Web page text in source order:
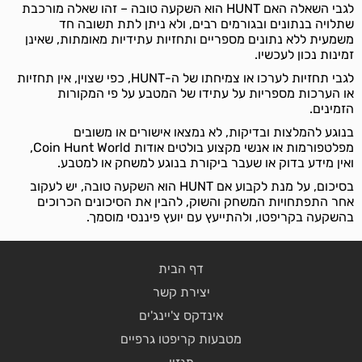
לגבי השאלה האם HUNT הוא השקעה טובה – זהו שאלה מורכבת
שתלויה בנתונים ובגורמים רבים, ולא ניתן לתת תשובה חד
משמעית ללא נתונים מספריים ותחזיות עתידיות מאומתות, שאינן
זמינות נכון לעכשיו.
לגבי תחזיות לערכו או צמיחתו של ה-HUNT, כפי שצוין, אין תחזיות
או הערכות מספריות על עתידו של המטבע על פי המקורות
הזמינים.
בנוגע להמלצות ובדיקות, לא נמצאו אישורים או משובים
מפלטפורמות או אנשי מקצוע בולטים אודות Coin Hunt World,
ואין מידע בדוק או שעבר ביקורת בנוגע למשחק או למטבע.
בסיכום, על מנת לקבוע אם HUNT הוא השקעה טובה, יש לעקוב
אחר התפתחויות המשחק והשוק, להבין את הסיכונים הכרוכים
בהשקעה בקריפטו, ולהתייעץ עם יועץ פיננסי מוסמך.
דף הבית
יצירת קשר
אינדקס צ'יינג'ים
מטבעות קריפטו גרפיים